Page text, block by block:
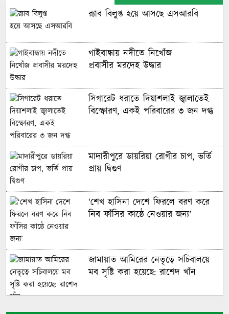
র‌্যাব বিলুপ্ত হয়ে আসছে এসআরবি
গাইবান্ধায় নদীতে নিখোঁজ
প্রবাসীর মরদেহ উদ্ধার
সিগারেট ধরাতে দিয়াশলাই জ্বালাতেই
বিস্ফোরণ, একই পরিবারের ৩ জন দগ্ধ
মাদারীপুরে ডায়রিয়া রোগীর চাপ, ভর্তি
প্রায় দ্বিগুণ
‘শেখ হাসিনা দেশে ফিরলে বরণ করে
নিব ফাঁসির কাষ্ঠে নেওয়ার জন্য’
জামায়াত আমিরের নেতৃত্বে সচিবালয়ে
মব সৃষ্টি করা হয়েছে: রাশেদ খাঁন